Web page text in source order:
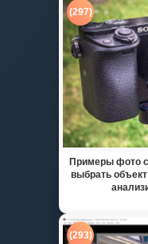
(297)
Примеры фото с
выбрать
(293)